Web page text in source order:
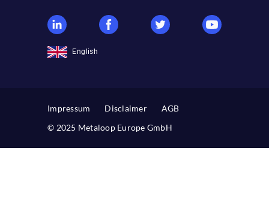
English
© 2025 Metaloop Europe GmbH
Impressum Disclaimer AGB